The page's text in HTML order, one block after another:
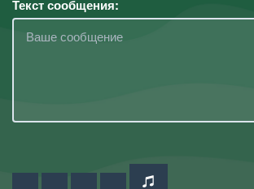
Текст сообщения: